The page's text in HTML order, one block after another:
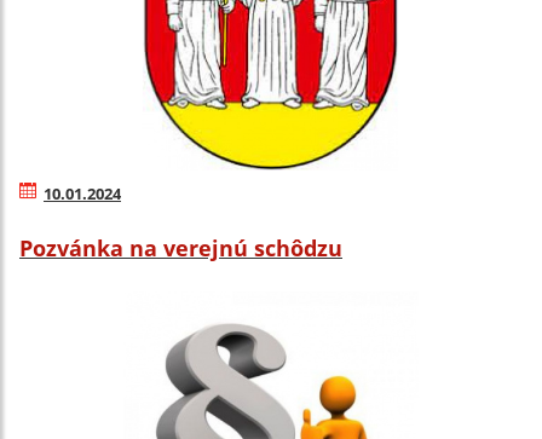
10.01.2024
Pozvánka na verejnú schôdzu